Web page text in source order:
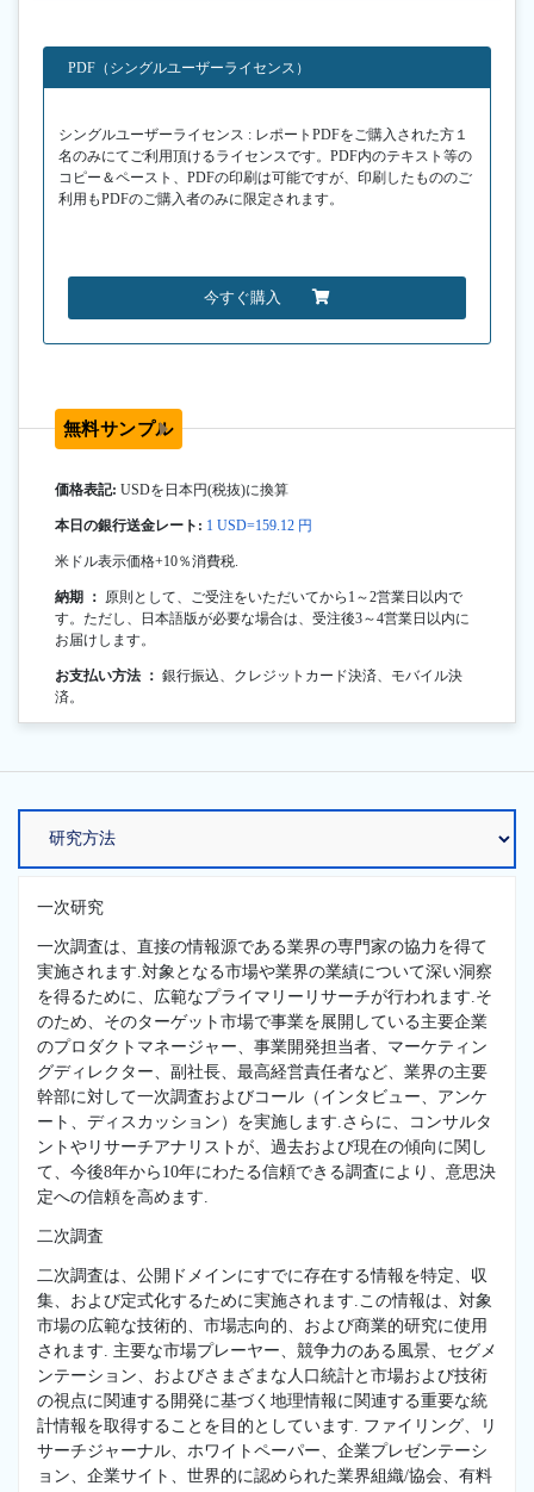
PDF（シングルユーザーライセンス）
シングルユーザーライセンス : レポートPDFをご購入された方１
名のみにてご利用頂けるライセンスです。PDF内のテキスト等の
コピー＆ペースト、PDFの印刷は可能ですが、印刷したもののご
利用もPDFのご購入者のみに限定されます。
今すぐ購入
無料サンプル
価格表記: USDを日本円(税抜)に換算
本日の銀行送金レート: 1 USD=159.12 円
米ドル表示価格+10％消費税.
納期 ： 原則として、ご受注をいただいてから1～2営業日以内で
す。ただし、日本語版が必要な場合は、受注後3～4営業日以内に
お届けします。
お支払い方法 ： 銀行振込、クレジットカード決済、モバイル決
済。
一次研究
一次調査は、直接の情報源である業界の専門家の協力を得て
実施されます.対象となる市場や業界の業績について深い洞察
を得るために、広範なプライマリーリサーチが行われます.そ
のため、そのターゲット市場で事業を展開している主要企業
のプロダクトマネージャー、事業開発担当者、マーケティン
グディレクター、副社長、最高経営責任者など、業界の主要
幹部に対して一次調査およびコール（インタビュー、アンケ
ート、ディスカッション）を実施します.さらに、コンサルタ
ントやリサーチアナリストが、過去および現在の傾向に関し
て、今後8年から10年にわたる信頼できる調査により、意思決
定への信頼を高めます.
二次調査
二次調査は、公開ドメインにすでに存在する情報を特定、収
集、および定式化するために実施されます.この情報は、対象
市場の広範な技術的、市場志向的、および商業的研究に使用
されます. 主要な市場プレーヤー、競争力のある風景、セグメ
ンテーション、およびさまざまな人口統計と市場および技術
の視点に関連する開発に基づく地理情報に関連する重要な統
計情報を取得することを目的としています. ファイリング、リ
サーチジャーナル、ホワイトペーパー、企業プレゼンテーシ
ョン、企業サイト、世界的に認められた業界組織/協会、有料